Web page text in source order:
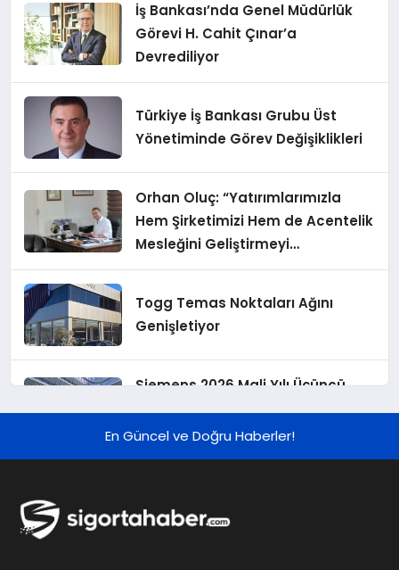
İş Bankası’nda Genel Müdürlük
Görevi H. Cahit Çınar’a
Devrediliyor
Türkiye İş Bankası Grubu Üst
Yönetiminde Görev Değişiklikleri
Orhan Oluç: “Yatırımlarımızla
Hem Şirketimizi Hem de Acentelik
Mesleğini Geliştirmeyi
Hedefliyoruz”
Togg Temas Noktaları Ağını
Genişletiyor
Siemens 2026 Mali Yılı Üçüncü
Çeyreğinde Rekor Sipariş, Kâr ve
Yükseltilen EPS Beklentisi
Finansal Sonuçlarını Açıkladı
En Güncel ve Doğru Haberler!